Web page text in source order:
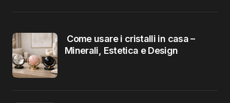
Come usare i cristalli in casa –
Minerali, Estetica e Design